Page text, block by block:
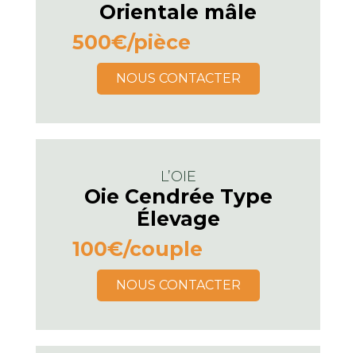
Orientale mâle
500€/pièce
NOUS CONTACTER
L’OIE
Oie Cendrée Type
Élevage
100€/couple
NOUS CONTACTER